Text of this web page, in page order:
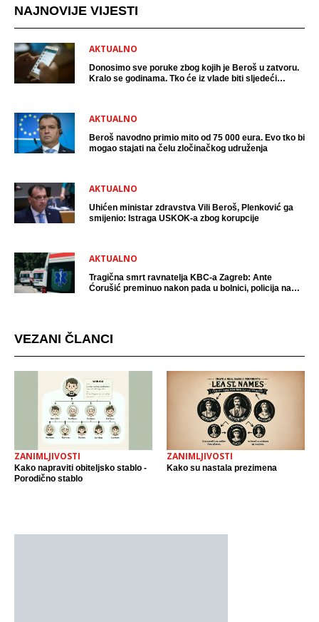
NAJNOVIJE VIJESTI
AKTUALNO
Donosimo sve poruke zbog kojih je Beroš u zatvoru.
Kralo se godinama. Tko će iz vlade biti sljedeći
AKTUALNO
Beroš navodno primio mito od 75 000 eura. Evo tko bi
mogao stajati na čelu zločinačkog udruženja
AKTUALNO
Uhićen ministar zdravstva Vili Beroš, Plenković ga
smijenio: Istraga USKOK-a zbog korupcije
AKTUALNO
Tragična smrt ravnatelja KBC-a Zagreb: Ante
Ćorušić preminuo nakon pada u bolnici, policija na
VEZANI ČLANCI
ZANIMLJIVOSTI
Kako napraviti obiteljsko stablo -
Porodično stablo
ZANIMLJIVOSTI
Kako su nastala prezimena